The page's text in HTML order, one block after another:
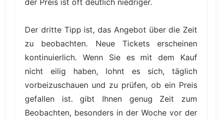
der Preis ist oft deutlich niedriger.
Der dritte Tipp ist, das Angebot über die Zeit
zu beobachten. Neue Tickets erscheinen
kontinuierlich. Wenn Sie es mit dem Kauf
nicht eilig haben, lohnt es sich, täglich
vorbeizuschauen und zu prüfen, ob ein Preis
gefallen ist. gibt Ihnen genug Zeit zum
Beobachten, besonders in der Woche vor der